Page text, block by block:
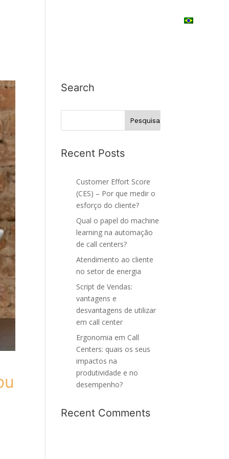
Search
Recent Posts
Customer Effort Score
(CES) – Por que medir o
esforço do cliente?
Qual o papel do machine
learning na automação
de call centers?
Atendimento ao cliente
no setor de energia
Script de Vendas:
vantagens e
desvantagens de utilizar
em call center
Ergonomia em Call
Centers: quais os seus
impactos na
produtividade e no
desempenho?
Recent Comments